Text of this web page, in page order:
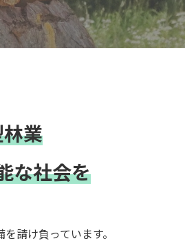
業
な社会を
請け負っています。